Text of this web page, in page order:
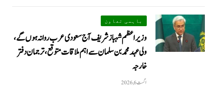
باہمی تعاون
وزیراعظم شہباز شریف آج سعودی عرب روانہ ہوں گے،
ولی عہد محمد بن سلمان سے اہم ملاقات متوقع، ترجمان دفتر
خارجہ
اگست 6, 2026